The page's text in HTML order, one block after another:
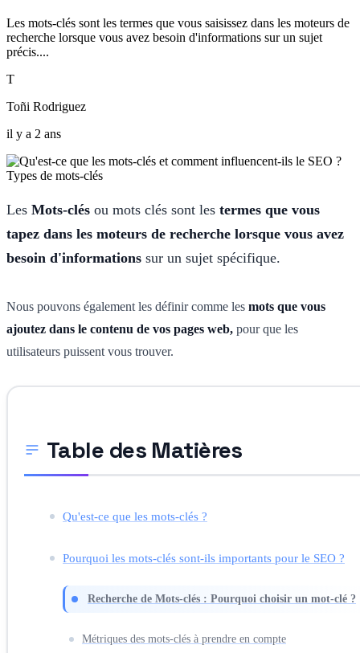
Les mots-clés sont les termes que vous saisissez dans les moteurs de
recherche lorsque vous avez besoin d'informations sur un sujet
précis....
T
Toñi Rodriguez
il y a 2 ans
Les Mots-clés ou mots clés sont les termes que vous
tapez dans les moteurs de recherche lorsque vous avez
besoin d'informations sur un sujet spécifique.
Nous pouvons également les définir comme les mots que vous
ajoutez dans le contenu de vos pages web, pour que les
utilisateurs puissent vous trouver.
Table des Matières
Qu'est-ce que les mots-clés ?
Pourquoi les mots-clés sont-ils importants pour le SEO ?
Recherche de Mots-clés : Pourquoi choisir un mot-clé ?
Métriques des mots-clés à prendre en compte